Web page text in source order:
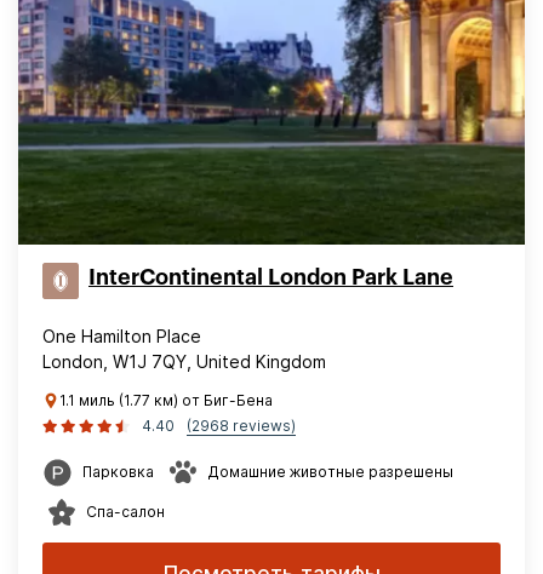
InterContinental London Park Lane
One Hamilton Place
London, W1J 7QY, United Kingdom
1.1 миль (1.77 км) от Биг-Бена
4.40
(2968 reviews)
Парковка Домашние животные разрешены
Спа-салон